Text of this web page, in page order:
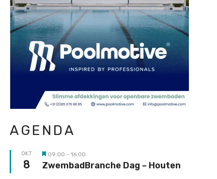
AGENDA
OKT
8 Uitgelicht
09:00 - 16:00
ZwembadBranche Dag – Houten